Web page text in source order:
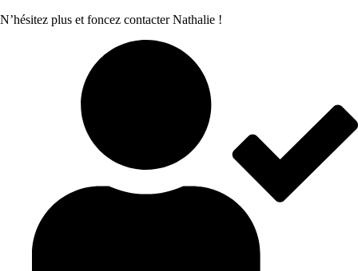
N’hésitez plus et foncez contacter Nathalie !